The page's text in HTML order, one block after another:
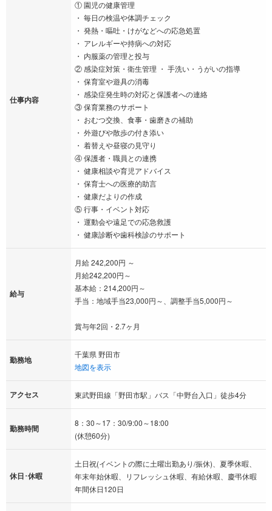
仕事内容
① 園児の健康管理
・ 毎日の検温や体調チェック
・ 発熱・嘔吐・けがなどへの応急処置
・ アレルギーや持病への対応
・ 内服薬の管理と投与
② 感染症対策・衛生管理 ・ 手洗い・うがいの指導
・ 保育室や遊具の消毒
・ 感染症発生時の対応と保護者への連絡
③ 保育業務のサポート
・ おむつ交換、食事・歯磨きの補助
・ 外遊びや散歩の付き添い
・ 着替えや昼寝の見守り
④ 保護者・職員との連携
・ 健康相談や育児アドバイス
・ 保育士への医療的助言
・ 健康だよりの作成
⑤ 行事・イベント対応
・ 運動会や遠足での応急救護
・ 健康診断や歯科検診のサポート
給与
月給 242,200円 ～
月給242,200円～
基本給：214,200円～
手当：地域手当23,000円～、調整手当5,000円～
賞与年2回・2.7ヶ月
勤務地
千葉県 野田市
地図を表示
アクセス 東武野田線「野田市駅」バス「中野台入口」徒歩4分
勤務時間
8：30～17：30/9:00～18:00
(休憩60分)
休日･休暇
土日祝(イベントの際に土曜出勤あり/振休)、夏季休暇、
年末年始休暇、リフレッシュ休暇、有給休暇、慶弔休暇
年間休日120日